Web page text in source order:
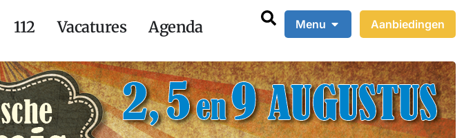
112 Vacatures Agenda Menu Aanbiedingen